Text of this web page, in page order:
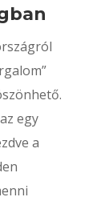
egy
a